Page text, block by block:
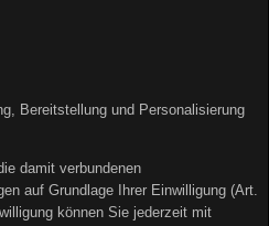
Bereitstellung und Personalisierung
damit verbundenen
auf Grundlage Ihrer Einwilligung (Art.
können Sie jederzeit mit